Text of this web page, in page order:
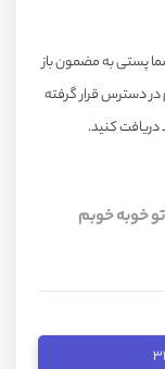
پستی به مضمون باز
دسترس قرار گرفته
دریافت کنید.
خوبه خوبم